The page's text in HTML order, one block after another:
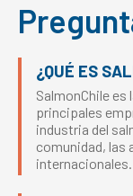
¿QUÉ ES
SalmonChile es
principales
industria del
comunidad, las
internacionales.